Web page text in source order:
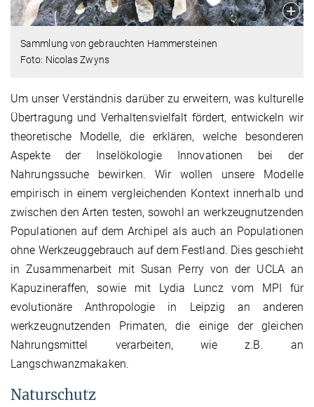
Sammlung von gebrauchten Hammersteinen
Foto: Nicolas Zwyns
Um unser Verständnis darüber zu erweitern, was kulturelle
Übertragung und Verhaltensvielfalt fördert, entwickeln wir
theoretische Modelle, die erklären, welche besonderen
Aspekte der Inselökologie Innovationen bei der
Nahrungssuche bewirken. Wir wollen unsere Modelle
empirisch in einem vergleichenden Kontext innerhalb und
zwischen den Arten testen, sowohl an werkzeugnutzenden
Populationen auf dem Archipel als auch an Populationen
ohne Werkzeuggebrauch auf dem Festland. Dies geschieht
in Zusammenarbeit mit Susan Perry von der UCLA an
Kapuzineraffen, sowie mit Lydia Luncz vom MPI für
evolutionäre Anthropologie in Leipzig an anderen
werkzeugnutzenden Primaten, die einige der gleichen
Nahrungsmittel verarbeiten, wie z.B. an
Langschwanzmakaken.
Naturschutz